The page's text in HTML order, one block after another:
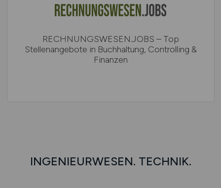
RECHNUNGSWESEN.JOBS – Top
Stellenangebote in Buchhaltung, Controlling &
Finanzen
INGENIEURWESEN. TECHNIK.